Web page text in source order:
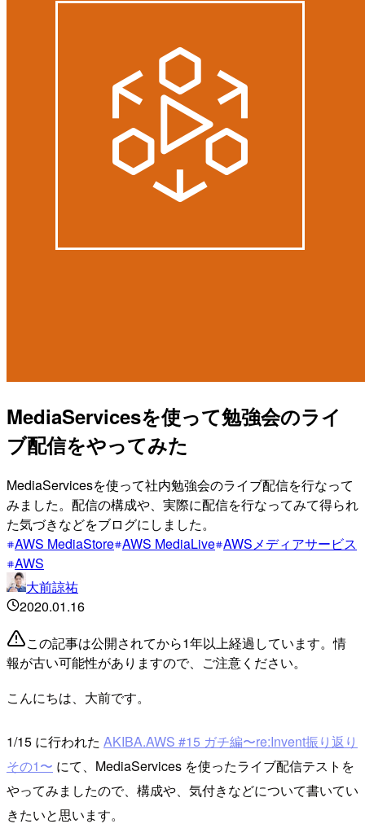
MediaServicesを使って勉強会のライ
ブ配信をやってみた
MediaServicesを使って社内勉強会のライブ配信を行なって
みました。配信の構成や、実際に配信を行なってみて得られ
た気づきなどをブログにしました。
AWS MediaStore AWS MediaLive AWSメディアサービス
AWS
大前諒祐
2020.01.16
この記事は公開されてから1年以上経過しています。情
報が古い可能性がありますので、ご注意ください。
こんにちは、大前です。
1/15 に行われた AKIBA.AWS #15 ガチ編〜re:Invent振り返り
その1〜 にて、MediaServices を使ったライブ配信テストを
やってみましたので、構成や、気付きなどについて書いてい
きたいと思います。